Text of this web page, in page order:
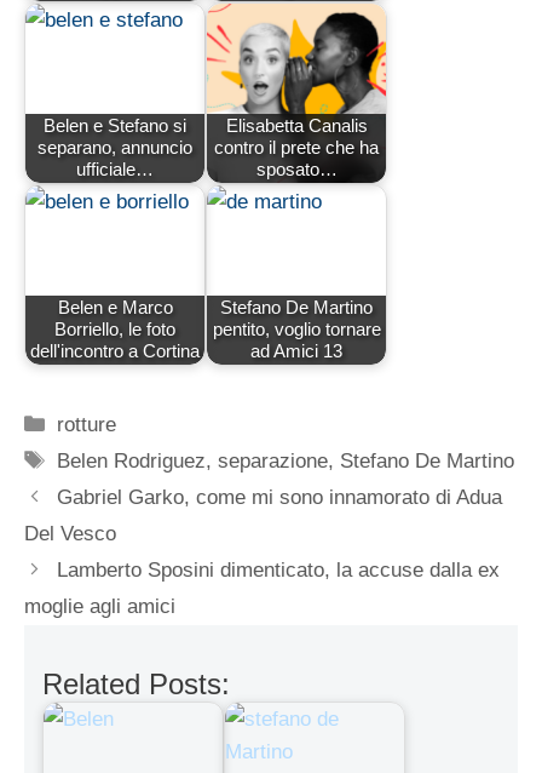
Belen e Stefano si
separano, annuncio
ufficiale…
Elisabetta Canalis
contro il prete che ha
sposato…
Belen e Marco
Borriello, le foto
dell'incontro a Cortina
Stefano De Martino
pentito, voglio tornare
ad Amici 13
Categorie
rotture
Tag
Belen Rodriguez,separazione, Stefano De Martino
Gabriel Garko, come mi sono innamorato di Adua
Del Vesco
Lamberto Sposini dimenticato, la accuse dalla ex
moglie agli amici
Related Posts: